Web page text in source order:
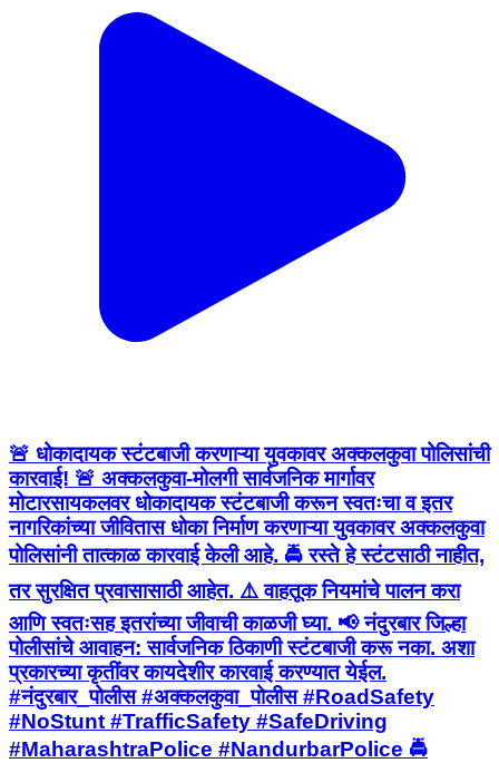
🚨 धोकादायक स्टंटबाजी करणाऱ्या युवकावर अक्कलकुवा पोलिसांची
कारवाई! 🚨 अक्कलकुवा-मोलगी सार्वजनिक मार्गावर
मोटारसायकलवर धोकादायक स्टंटबाजी करून स्वतःचा व इतर
नागरिकांच्या जीवितास धोका निर्माण करणाऱ्या युवकावर अक्कलकुवा
पोलिसांनी तात्काळ कारवाई केली आहे. 🚔 रस्ते हे स्टंटसाठी नाहीत,
तर सुरक्षित प्रवासासाठी आहेत. ⚠️ वाहतूक नियमांचे पालन करा
आणि स्वतःसह इतरांच्या जीवाची काळजी घ्या. 📢 नंदुरबार जिल्हा
पोलीसांचे आवाहन: सार्वजनिक ठिकाणी स्टंटबाजी करू नका. अशा
प्रकारच्या कृतींवर कायदेशीर कारवाई करण्यात येईल.
#नंदुरबार_पोलीस #अक्कलकुवा_पोलीस #RoadSafety
#NoStunt #TrafficSafety #SafeDriving
#MaharashtraPolice #NandurbarPolice 🚔